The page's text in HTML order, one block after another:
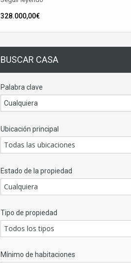
328.000,00€
BUSCAR CASA
Palabra clave
Ubicación principal
Todas las ubicaciones
Estado de la propiedad
Cualquiera
Tipo de propiedad
Todos los tipos
Mínimo de habitaciones